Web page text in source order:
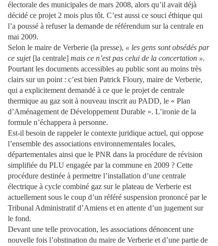
électorale des municipales de mars 2008, alors qu’il avait déjà
décidé ce projet 2 mois plus tôt. C’est aussi ce souci éthique qui
l’a poussé à refuser la demande de référendum sur la centrale en
mai 2009.
Selon le maire de Verberie (la presse), « les gens sont obsédés par
ce sujet[la centrale] mais ce n’est pas celui de la concertation ».
Pourtant les documents accessibles au public sont au moins très
clairs sur un point : c’est bien Patrick Floury, maire de Verberie,
qui a explicitement demandé à ce que le projet de centrale
thermique au gaz soit à nouveau inscrit au PADD, le « Plan
d’Aménagement de Développement Durable ». L’ironie de la
formule n’échappera à personne.
Est-il besoin de rappeler le contexte juridique actuel, qui oppose
l’ensemble des associations environnementales locales,
départementales ainsi que le PNR dans la procédure de révision
simplifiée du PLU engagée par la commune en 2009 ? Cette
procédure destinée à permettre l’installation d’une centrale
électrique à cycle combiné gaz sur le plateau de Verberie est
actuellement sous le coup d’un référé suspension prononcé par le
Tribunal Administratif d’Amiens et en attente d’un jugement sur
le fond.
Devant une telle provocation, les associations dénoncent une
nouvelle fois l’obstination du maire de Verberie et d’une partie de